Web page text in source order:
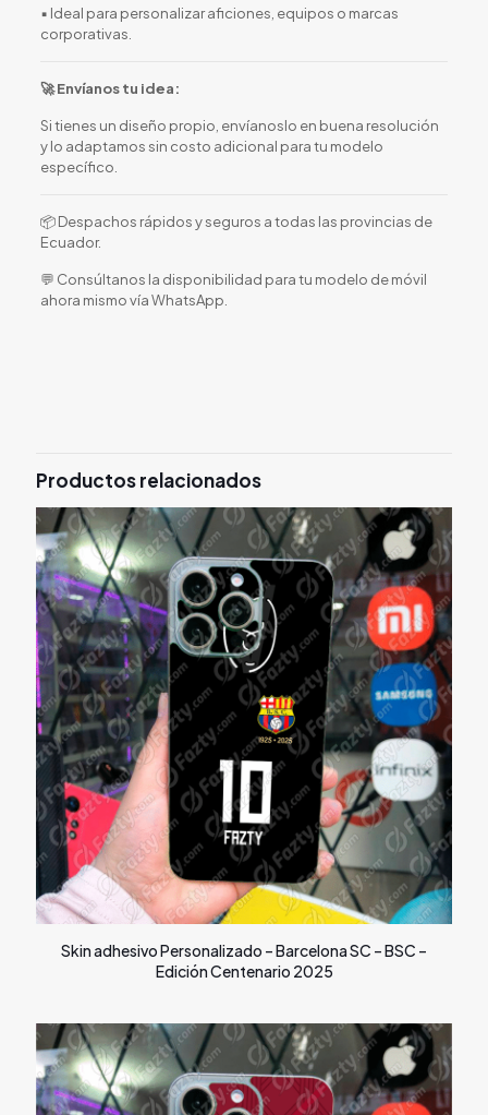
▪️ Ideal para personalizar aficiones, equipos o marcas
corporativas.
🚀 Envíanos tu idea:
Si tienes un diseño propio, envíanoslo en buena resolución
y lo adaptamos sin costo adicional para tu modelo
específico.
📦 Despachos rápidos y seguros a todas las provincias de
Ecuador.
💬 Consúltanos la disponibilidad para tu modelo de móvil
ahora mismo vía WhatsApp.
Productos relacionados
Skin adhesivo Personalizado – Barcelona SC – BSC –
Edición Centenario 2025